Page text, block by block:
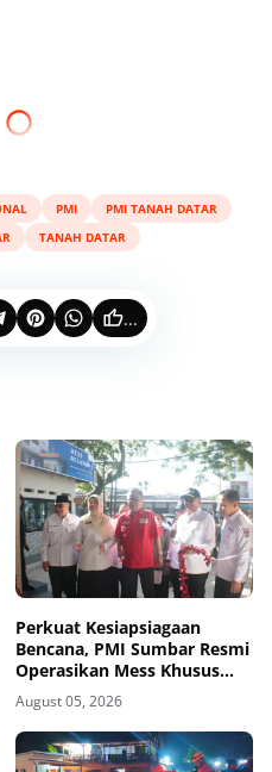
PMI
PMI TANAH DATAR
TANAH DATAR
...
Perkuat Kesiapsiagaan
Bencana, PMI Sumbar Resmi
Operasikan Mess Khusus
Relawan Kemanusiaan
August 05, 2026